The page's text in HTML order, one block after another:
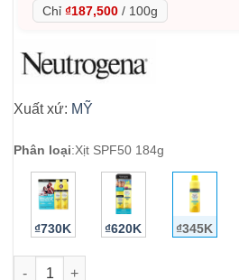
Chỉ ₫187,500 / 100g
Xuất xứ: MỸ
Phân loại:Xịt SPF50 184g
₫730K ₫620K ₫345K
Xịt chống nắng Neutrogena Beach